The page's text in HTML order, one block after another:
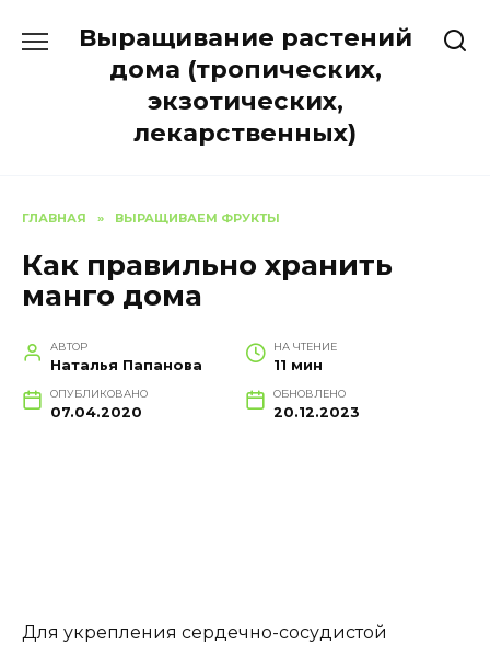
содержанию
Выращивание растений
дома (тропических,
экзотических,
лекарственных)
ГЛАВНАЯ » ВЫРАЩИВАЕМ ФРУКТЫ
Как правильно хранить
манго дома
АВТОР
Наталья Папанова
НА ЧТЕНИЕ
11 мин
ОПУБЛИКОВАНО
07.04.2020
ОБНОВЛЕНО
20.12.2023
Для укрепления сердечно-сосудистой